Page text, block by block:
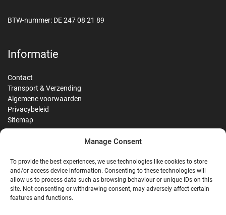
Manage Consent
To provide the best experiences, we use technologies like cookies to store
and/or access device information. Consenting to these technologies will
allow us to process data such as browsing behaviour or unique IDs on this
site. Not consenting or withdrawing consent, may adversely affect certain
features and functions.
BTW-nummer: DE 247 08 21 89
Informatie
Contact
Transport & Verzending
Algemene voorwaarden
Privacybeleid
Sitemap
G Google Reviews